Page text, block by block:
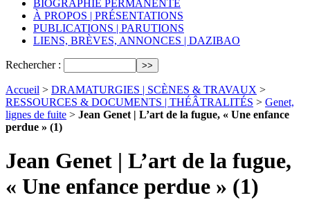
BIOGRAPHIE PERMANENTE
À PROPOS | PRÉSENTATIONS
PUBLICATIONS | PARUTIONS
LIENS, BRÈVES, ANNONCES | DAZIBAO
Rechercher :
Accueil > DRAMATURGIES | SCÈNES & TRAVAUX >
RESSOURCES & DOCUMENTS | THÉÂTRALITÉS > Genet,
lignes de fuite > Jean Genet | L’art de la fugue, « Une enfance
perdue » (1)
Jean Genet | L’art de la fugue,
« Une enfance perdue » (1)